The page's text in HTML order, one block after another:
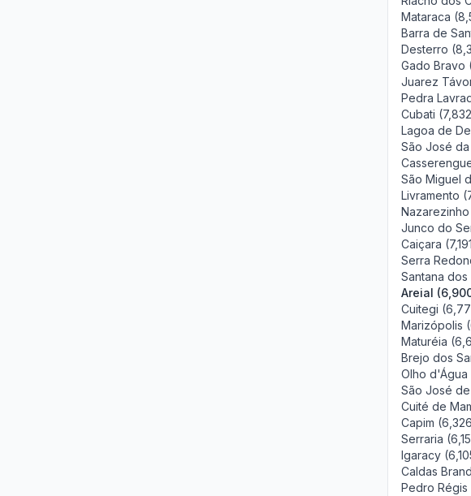
Mataraca
Barra de
Desterro
Gado Bravo
Juarez
Pedra
Cubati
Lagoa de
São José
São Miguel
Livramento
Junco do
Caiçara
Serra
Santana
Areial
Cuitegi
Marizópolis
Maturéia
Brejo dos
Olho
São José
Cuité de
Capim
Serraria
Igaracy
Caldas
Pedro